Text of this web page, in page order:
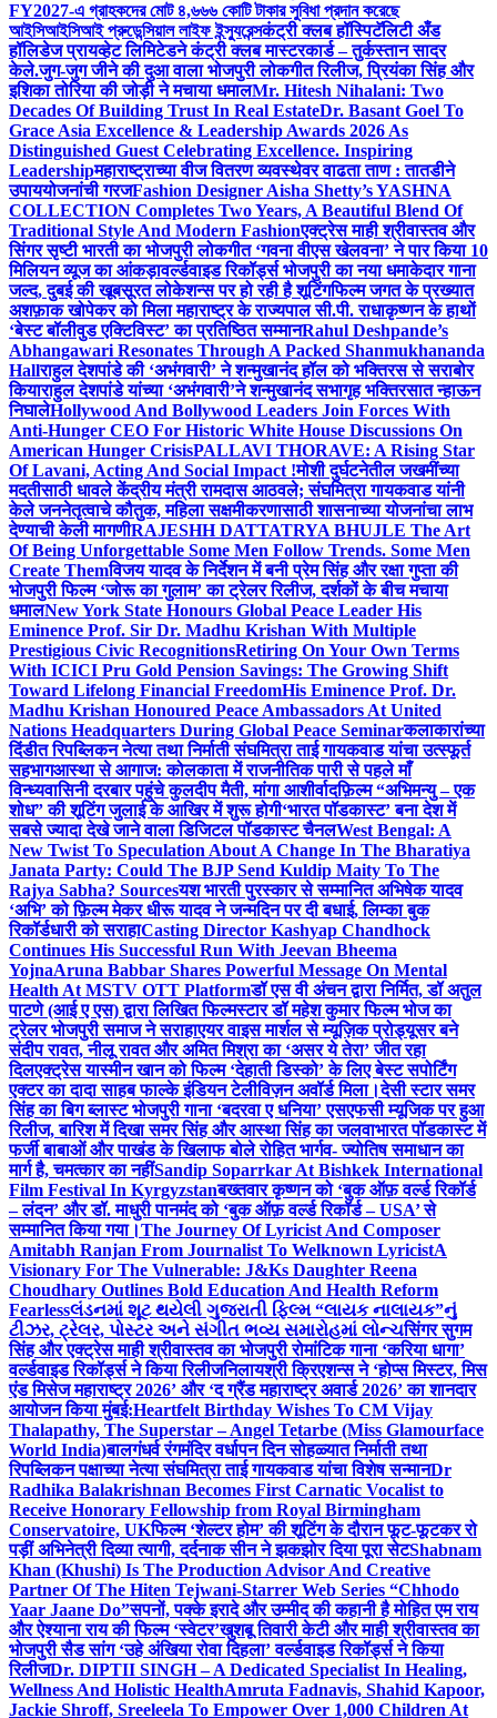
FY2027-এ গ্রাহকদের মোট ৪,৬৬৬ কোটি টাকার সুবিধা প্রদান করেছে
আইসিআইসিআই প্রুডেন্সিয়াল লাইফ ইন্স্যুরেন্সकंट्री क्लब हॉस्पिटॅलिटी अँड
हॉलिडेज प्रायव्हेट लिमिटेडने कंट्री क्लब मास्टरकार्ड – तुर्कस्तान सादर
केले.जुग-जुग जीने की दुआ वाला भोजपुरी लोकगीत रिलीज, प्रियंका सिंह और
इशिका तोरिया की जोड़ी ने मचाया धमालMr. Hitesh Nihalani: Two
Decades Of Building Trust In Real EstateDr. Basant Goel To
Grace Asia Excellence & Leadership Awards 2026 As
Distinguished Guest Celebrating Excellence. Inspiring
Leadershipमहाराष्ट्राच्या वीज वितरण व्यवस्थेवर वाढता ताण : तातडीने
उपाययोजनांची गरजFashion Designer Aisha Shetty’s YASHNA
COLLECTION Completes Two Years, A Beautiful Blend Of
Traditional Style And Modern Fashionएक्ट्रेस माही श्रीवास्तव और
सिंगर सृष्टी भारती का भोजपुरी लोकगीत ‘गवना वीएस खेलवना’ ने पार किया 10
मिलियन व्यूज का आंकड़ावर्ल्डवाइड रिकॉर्ड्स भोजपुरी का नया धमाकेदार गाना
जल्द, दुबई की खूबसूरत लोकेशन्स पर हो रही है शूटिंगफिल्म जगत के प्रख्यात
अशफ़ाक खोपेकर को मिला महाराष्ट्र के राज्यपाल सी.पी. राधाकृष्णन के हाथों
‘बेस्ट बॉलीवुड एक्टिविस्ट’ का प्रतिष्ठित सम्मानRahul Deshpande’s
Abhangawari Resonates Through A Packed Shanmukhananda
Hallराहुल देशपांडे की ‘अभंगवारी’ ने शन्मुखानंद हॉल को भक्तिरस से सराबोर
कियाराहुल देशपांडे यांच्या ‘अभंगवारी’ने शन्मुखानंद सभागृह भक्तिरसात न्हाऊन
निघालेHollywood And Bollywood Leaders Join Forces With
Anti-Hunger CEO For Historic White House Discussions On
American Hunger CrisisPALLAVI THORAVE: A Rising Star
Of Lavani, Acting And Social Impact !मोशी दुर्घटनेतील जखमींच्या
मदतीसाठी धावले केंद्रीय मंत्री रामदास आठवले; संघमित्रा गायकवाड यांनी
केले जननेतृत्वाचे कौतुक, महिला सक्षमीकरणासाठी शासनाच्या योजनांचा लाभ
देण्याची केली मागणीRAJESHH DATTATRYA BHUJLE The Art
Of Being Unforgettable Some Men Follow Trends. Some Men
Create Themविजय यादव के निर्देशन में बनी प्रेम सिंह और रक्षा गुप्ता की
भोजपुरी फिल्म ‘जोरू का गुलाम’ का ट्रेलर रिलीज, दर्शकों के बीच मचाया
धमालNew York State Honours Global Peace Leader His
Eminence Prof. Sir Dr. Madhu Krishan With Multiple
Prestigious Civic RecognitionsRetiring On Your Own Terms
With ICICI Pru Gold Pension Savings: The Growing Shift
Toward Lifelong Financial FreedomHis Eminence Prof. Dr.
Madhu Krishan Honoured Peace Ambassadors At United
Nations Headquarters During Global Peace Seminarकलाकारांच्या
दिंडीत रिपब्लिकन नेत्या तथा निर्माती संघमित्रा ताई गायकवाड यांचा उत्स्फूर्त
सहभागआस्था से आगाज: कोलकाता में राजनीतिक पारी से पहले माँ
विन्ध्यवासिनी दरबार पहुंचे कुलदीप मैती, मांगा आशीर्वादफ़िल्म “अभिमन्यु – एक
शोध” की शूटिंग जुलाई के आखिर में शुरू होगी‘भारत पॉडकास्ट’ बना देश में
सबसे ज्यादा देखे जाने वाला डिजिटल पॉडकास्ट चैनलWest Bengal: A
New Twist To Speculation About A Change In The Bharatiya
Janata Party: Could The BJP Send Kuldip Maity To The
Rajya Sabha? Sourcesयश भारती पुरस्कार से सम्मानित अभिषेक यादव
‘अभि’ को फ़िल्म मेकर धीरू यादव ने जन्मदिन पर दी बधाई, लिम्का बुक
रिकॉर्डधारी को सराहाCasting Director Kashyap Chandhock
Continues His Successful Run With Jeevan Bheema
YojnaAruna Babbar Shares Powerful Message On Mental
Health At MSTV OTT Platformडॉ एस वी अंचन द्वारा निर्मित, डॉ अतुल
पाटणे (आई ए एस) द्वारा लिखित फिल्मस्टार डॉ महेश कुमार फिल्म भोज का
ट्रेलर भोजपुरी समाज ने सराहाएयर वाइस मार्शल से म्यूज़िक प्रोड्यूसर बने
संदीप रावत, नीलू रावत और अमित मिश्रा का ‘असर ये तेरा’ जीत रहा
दिलएक्ट्रेस यास्मीन खान को फिल्म ‘देहाती डिस्को’ के लिए बेस्ट सपोर्टिंग
एक्टर का दादा साहब फाल्के इंडियन टेलीविज़न अवॉर्ड मिला।देसी स्टार समर
सिंह का बिग ब्लास्ट भोजपुरी गाना ‘बदरवा ए धनिया’ एसएफसी म्यूजिक पर हुआ
रिलीज, बारिश में दिखा समर सिंह और आस्था सिंह का जलवाभारत पॉडकास्ट में
फर्जी बाबाओं और पाखंड के खिलाफ बोले रोहित भार्गव- ज्योतिष समाधान का
मार्ग है, चमत्कार का नहींSandip Soparrkar At Bishkek International
Film Festival In Kyrgyzstanबख्तवार कृष्णन को ‘बुक ऑफ़ वर्ल्ड रिकॉर्ड
– लंदन’ और डॉ. माधुरी पानमंद को ‘बुक ऑफ़ वर्ल्ड रिकॉर्ड – USA’ से
सम्मानित किया गया।The Journey Of Lyricist And Composer
Amitabh Ranjan From Journalist To Welknown LyricistA
Visionary For The Vulnerable: J&Ks Daughter Reena
Choudhary Outlines Bold Education And Health Reform
Fearlessલંડનમાં શૂટ થયેલી ગુજરાતી ફિલ્મ “લાયક નાલાયક”નું
ટીઝર, ટ્રેલર, પોસ્ટર અને સંગીત ભવ્ય સમારોહમાં લોન્ચसिंगर सुगम
सिंह और एक्ट्रेस माही श्रीवास्तव का भोजपुरी रोमांटिक गाना ‘करिया धागा’
वर्ल्डवाइड रिकॉर्ड्स ने किया रिलीजनिलायश्री क्रिएशन्स ने ‘होप्स मिस्टर, मिस
एंड मिसेज महाराष्ट्र 2026’ और ‘द ग्रैंड महाराष्ट्र अवार्ड 2026’ का शानदार
आयोजन किया मुंबई:Heartfelt Birthday Wishes To CM Vijay
Thalapathy, The Superstar – Angel Tetarbe (Miss Glamourface
World India)बालगंधर्व रंगमंदिर वर्धापन दिन सोहळ्यात निर्माती तथा
रिपब्लिकन पक्षाच्या नेत्या संघमित्रा ताई गायकवाड यांचा विशेष सन्मानDr
Radhika Balakrishnan Becomes First Carnatic Vocalist to
Receive Honorary Fellowship from Royal Birmingham
Conservatoire, UKफिल्म ‘शेल्टर होम’ की शूटिंग के दौरान फूट-फूटकर रो
पड़ीं अभिनेत्री दिव्या त्यागी, दर्दनाक सीन ने झकझोर दिया पूरा सेटShabnam
Khan (Khushi) Is The Production Advisor And Creative
Partner Of The Hiten Tejwani-Starrer Web Series “Chhodo
Yaar Jaane Do”सपनों, पक्के इरादे और उम्मीद की कहानी है मोहित एम राय
और ऐश्याना राय की फिल्म ‘स्वेटर’खुशबू तिवारी केटी और माही श्रीवास्तव का
भोजपुरी सैड सांग ‘उहे अंखिया रोवा दिहला’ वर्ल्डवाइड रिकॉर्ड्स ने किया
रिलीजDr. DIPTII SINGH – A Dedicated Specialist In Healing,
Wellness And Holistic HealthAmruta Fadnavis, Shahid Kapoor,
Jackie Shroff, Sreeleela To Empower Over 1,000 Children At